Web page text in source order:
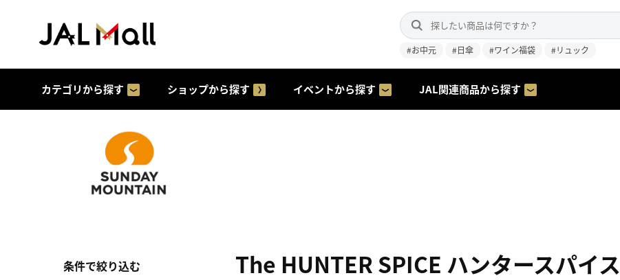
#お中元 #日傘 #ワイン福袋 #リュック
カテゴリから探す ショップから探す イベントから探す JAL関連商品から探す
条件で絞り込む The HUNTER SPICE ハンタースパイス